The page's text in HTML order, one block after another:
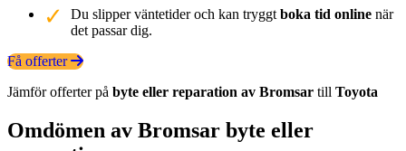
Du slipper väntetider och kan tryggt boka tid online när
det passar dig.
Få offerter
Jämför offerter på byte eller reparation av Bromsar till Toyota
Omdömen av Bromsar byte eller